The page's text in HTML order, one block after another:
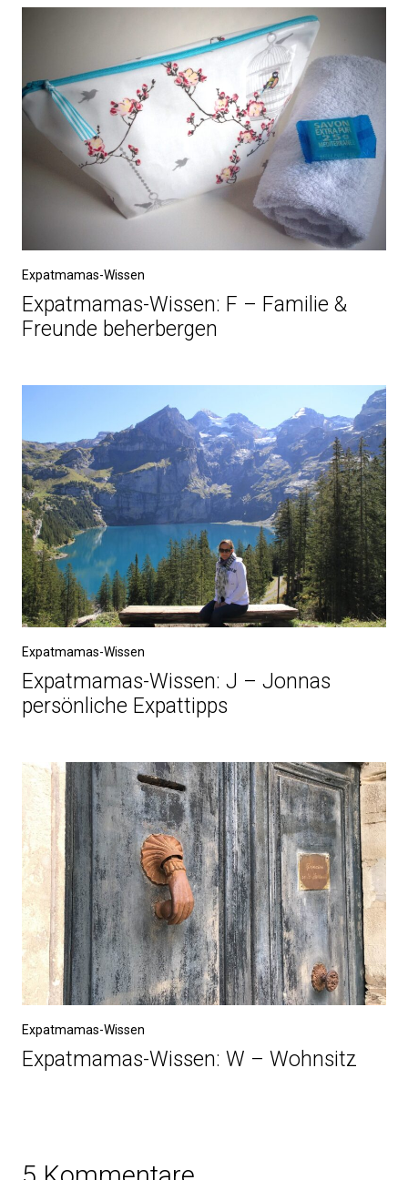
Expatmamas-Wissen
Expatmamas-Wissen: F – Familie &
Freunde beherbergen
Expatmamas-Wissen
Expatmamas-Wissen: J – Jonnas
persönliche Expattipps
Expatmamas-Wissen
Expatmamas-Wissen: W – Wohnsitz